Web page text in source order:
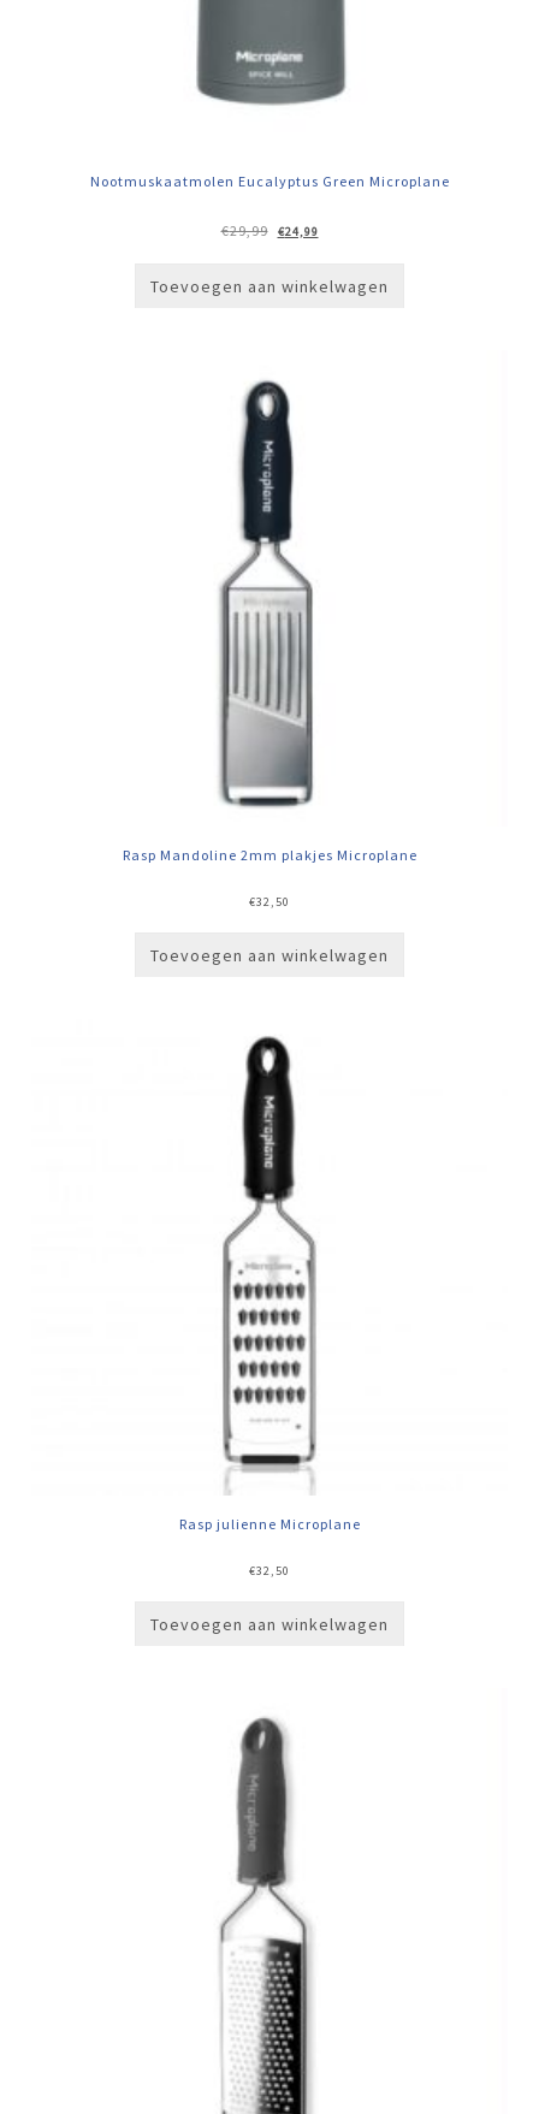
Nootmuskaatmolen Eucalyptus Green Microplane
€29,99
Oorspronkelijke
prijs
€24,99Huidige
prijs
Toevoegen aan winkelwagen
Rasp Mandoline 2mm plakjes Microplane
€32,50
Toevoegen aan winkelwagen
Rasp julienne Microplane
€32,50
Toevoegen aan winkelwagen